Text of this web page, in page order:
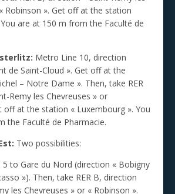
Robinson ». Get off at the station
are at 150 m from the Faculté de
Metro Line 10, direction
de Saint-Cloud ». Get off at the
– Notre Dame ». Then, take RER
Remy les Chevreuses » or
off at the station « Luxembourg ». You
the Faculté de Pharmacie.
Two possibilities:
to Gare du Nord (direction « Bobigny
»). Then, take RER B, direction
les Chevreuses » or « Robinson ».